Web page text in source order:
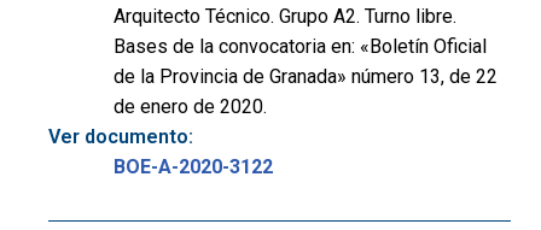
Arquitecto Técnico. Grupo A2. Turno libre.
Bases de la convocatoria en: «Boletín Oficial
de la Provincia de Granada» número 13, de 22
de enero de 2020.
Ver documento:
BOE-A-2020-3122